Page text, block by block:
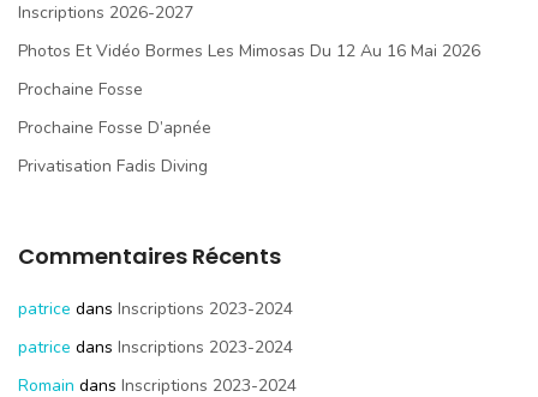
Inscriptions 2026-2027
Photos Et Vidéo Bormes Les Mimosas Du 12 Au 16 Mai 2026
Prochaine Fosse
Prochaine Fosse D’apnée
Privatisation Fadis Diving
Commentaires Récents
patrice dans Inscriptions 2023-2024
patrice dans Inscriptions 2023-2024
Romain dans Inscriptions 2023-2024